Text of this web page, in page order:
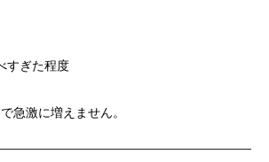
すぎた程度
急激に増えません。